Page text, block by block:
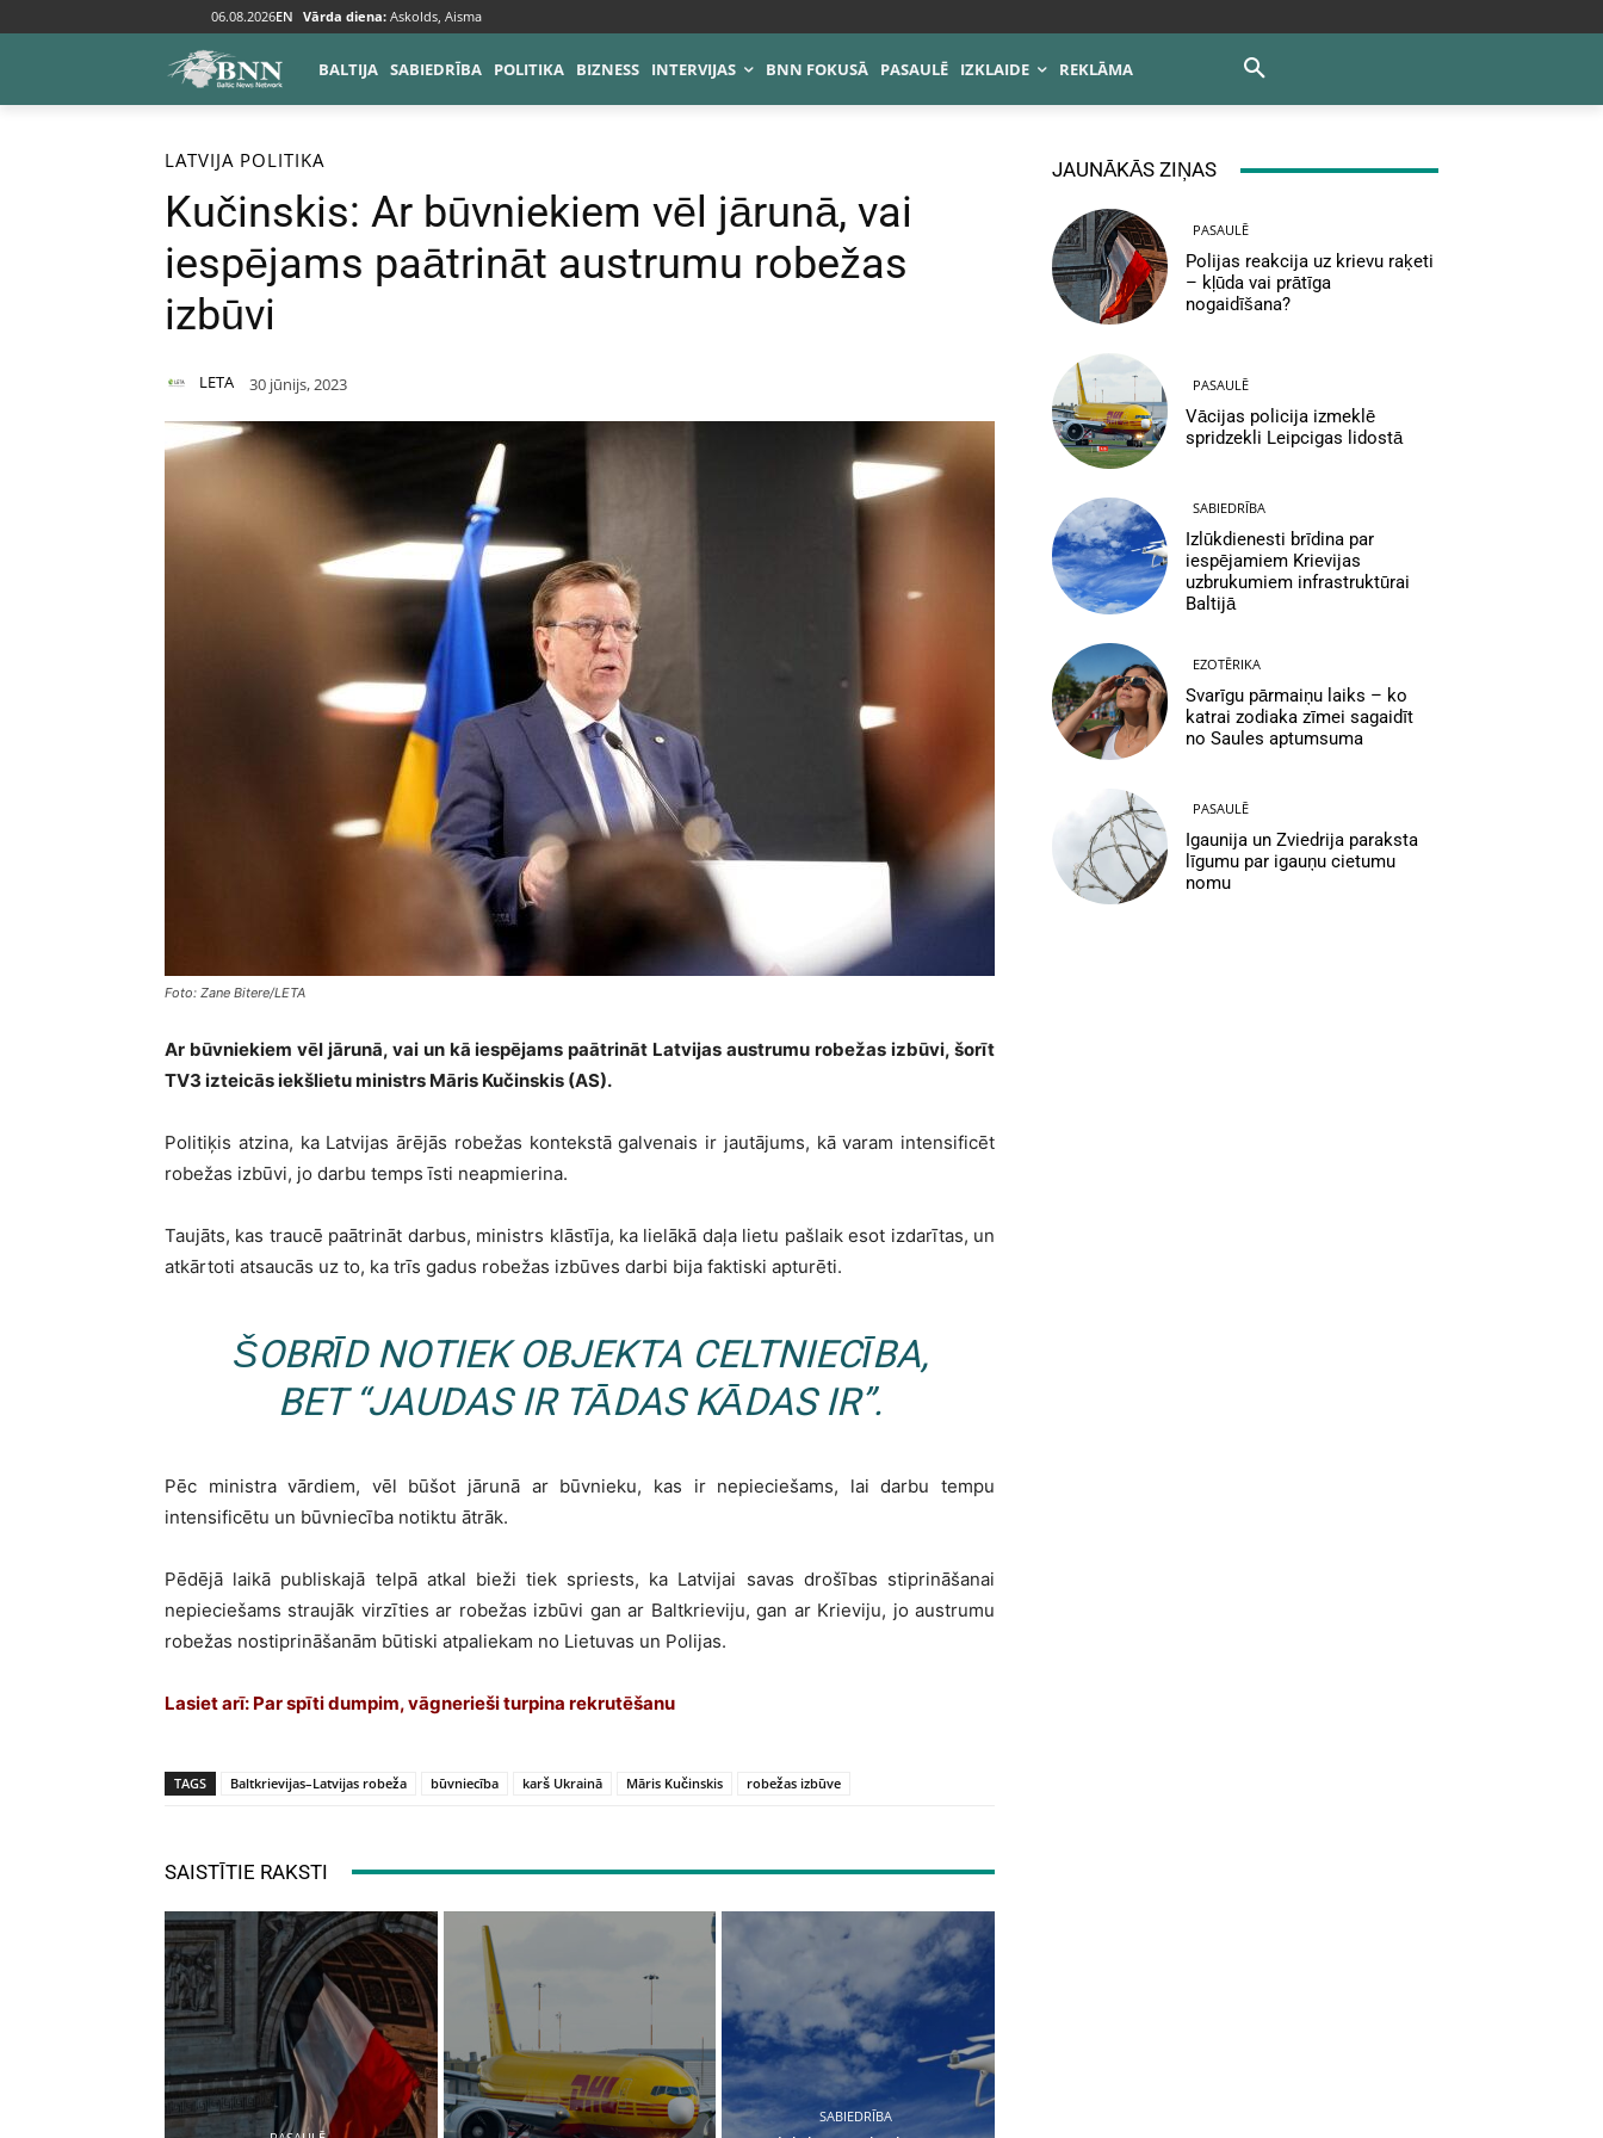
06.08.2026EN Vārda diena: Askolds, Aisma
BALTIJA SABIEDRĪBA POLITIKA BIZNESS INTERVIJAS BNN FOKUSĀ PASAULĒ IZKLAIDE REKLĀMA
Sākums Baltija Latvija
LATVIJA POLITIKA
Kučinskis: Ar būvniekiem vēl jārunā, vai
iespējams paātrināt austrumu robežas
izbūvi
LETA 30 jūnijs, 2023
Foto: Zane Bitere/LETA
Ar būvniekiem vēl jārunā, vai un kā iespējams paātrināt Latvijas austrumu robežas izbūvi, šorīt
TV3 izteicās iekšlietu ministrs Māris Kučinskis (AS).
Politiķis atzina, ka Latvijas ārējās robežas kontekstā galvenais ir jautājums, kā varam intensificēt
robežas izbūvi, jo darbu temps īsti neapmierina.
Taujāts, kas traucē paātrināt darbus, ministrs klāstīja, ka lielākā daļa lietu pašlaik esot izdarītas, un
atkārtoti atsaucās uz to, ka trīs gadus robežas izbūves darbi bija faktiski apturēti.
ŠOBRĪD NOTIEK OBJEKTA CELTNIECĪBA,
BET “JAUDAS IR TĀDAS KĀDAS IR”.
Pēc ministra vārdiem, vēl būšot jārunā ar būvnieku, kas ir nepieciešams, lai darbu tempu
intensificētu un būvniecība notiktu ātrāk.
Pēdējā laikā publiskajā telpā atkal bieži tiek spriests, ka Latvijai savas drošības stiprināšanai
nepieciešams straujāk virzīties ar robežas izbūvi gan ar Baltkrieviju, gan ar Krieviju, jo austrumu
robežas nostiprināšanām būtiski atpaliekam no Lietuvas un Polijas.
Lasiet arī: Par spīti dumpim, vāgnerieši turpina rekrutēšanu
TAGS Baltkrievijas–Latvijas robeža būvniecība karš Ukrainā Māris Kučinskis robežas izbūve
SAISTĪTIE RAKSTI
SABIEDRĪBA
JAUNĀKĀS ZIŅAS
PASAULĒ
Polijas reakcija uz krievu raķeti
– kļūda vai prātīga
nogaidīšana?
PASAULĒ
Vācijas policija izmeklē
spridzekli Leipcigas lidostā
SABIEDRĪBA
Izlūkdienesti brīdina par
iespējamiem Krievijas
uzbrukumiem infrastruktūrai
Baltijā
EZOTĒRIKA
Svarīgu pārmaiņu laiks – ko
katrai zodiaka zīmei sagaidīt
no Saules aptumsuma
PASAULĒ
Igaunija un Zviedrija paraksta
līgumu par igauņu cietumu
nomu